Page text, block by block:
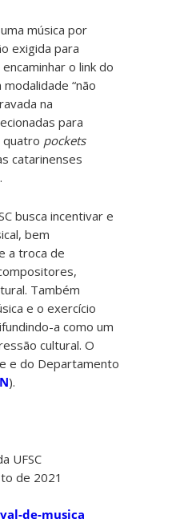
música por
exigida para
encaminharo link do
“não
na
para
quatro pockets
catarinenses
busca incentivar e
bem
a troca de
Também
e o exercício
a como um
cultural. O
e do Departamento
).
UFSC
de 2021
de-musica